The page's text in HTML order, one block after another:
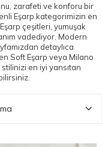
zarafeti ve konforu bir
Eşarp kategorimizin en
çeşitleri, yumuşak
vadediyor. Modern
detaylıca
Soft Eşarp veya Milano
en iyi yansıtan